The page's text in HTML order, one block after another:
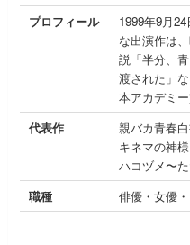
プロフィール
1999年9月
な出演作は
説「半分、
渡された」
本アカデミ
代表作
親バカ青春白
キネマの神様
ハコヅメ〜
職種
俳優・女優